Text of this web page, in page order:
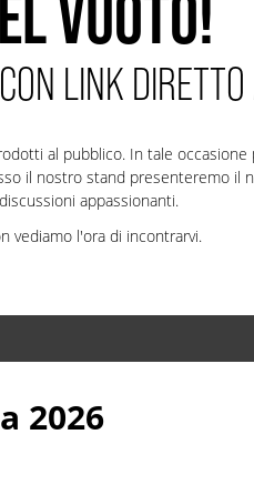
LINK
al pubblico. In tale occasione
il nostro stand presenteremo il
discussioni appassionanti.
vediamo l'ora di incontrarvi.
2026